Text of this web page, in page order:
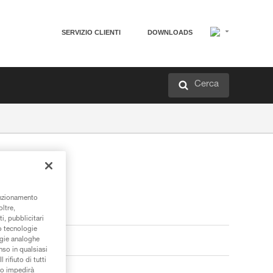
SERVIZIO CLIENTI DOWNLOADS
Cerca
pubblicitari
tecnologie
analoghe
in qualsiasi
rifiuto di tutti
impedirà